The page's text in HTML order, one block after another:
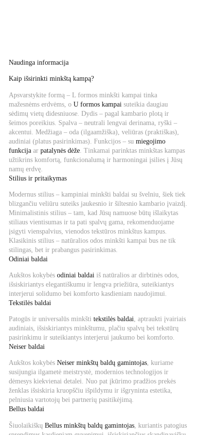
Naudinga informacija
Kaip išsirinkti minkštą kampą?
Apsvarstykite formą – L formos minkšti kampai tinka
mažesnėms erdvėms, o U formos kampai suteikia daugiau
sėdimų vietų didesniuose. Dydis – pagal kambario plotą ir
šeimos poreikius. Spalva – neutrali lengvai derinama, ryški –
akcentui. Medžiaga – oda (ilgaamžiška), veliūras (praktiškas),
audiniai (platus pasirinkimas). Funkcijos – su miegojimo
funkcijaar patalynės dėže. Tinkamai parinktas minkštas kampas
užtikrins komfortą, funkcionalumą ir harmoningai įsilies į Jūsų
namų erdvę.
Stilius ir pritaikymas
Modernus stilius – kampiniai minkšti baldai su švelniu, šiek tiek
blizgančiu veliūru suteiks jaukesnio ir šiltesnio kambario įvaizdį.
Minimalistinis stilius – tam, kad Jūsų namuose būtų išlaikytas
stiliaus vientisumas ir ta pati spalvų gama, rekomenduojame
įsigyti vienspalvius, vienodos tekstūros minkštus kampus.
Klasikinis stilius – natūralios odos minkšti kampai bus ne tik
stilingas, bet ir prabangus pasirinkimas.
Odiniai baldai
Aukštos kokybės odiniai baldai iš natūralios ar dirbtinės odos,
išsiskiriantys elegantiškumu ir lengva priežiūra, suteikiantys
interjerui solidumo bei komforto kasdieniam naudojimui.
Tekstilės baldai
Patogūs ir universalūs minkšti tekstilės baldai, aptraukti įvairiais
audiniais, išsiskiriantys minkštumu, plačiu spalvų bei tekstūrų
pasirinkimu ir suteikiantys interjerui jaukumo bei komforto.
Neiser baldai
Aukštos kokybės Neiser minkštų baldų gamintojas, kuriame
susijungia ilgametė meistrystė, modernios technologijos ir
dėmesys kiekvienai detalei. Nuo pat įkūrimo pradžios prekės
ženklas išsiskiria kruopščiu išpildymu ir išgryninta estetika,
pelniusia vartotojų bei partnerių pasitikėjimą.
Bellus baldai
Šiuolaikiškų Bellus minkštų baldų gamintojas, kuriantis patogius